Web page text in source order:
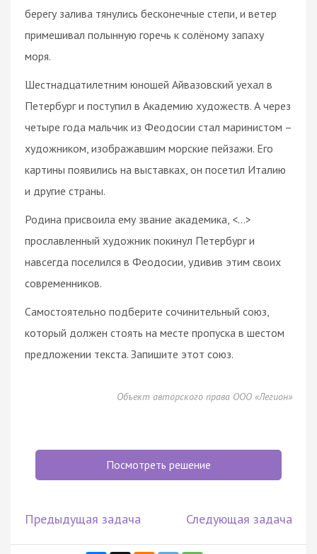
берегу залива тянулись бесконечные степи, и ветер
примешивал полынную горечь к солёному запаху
моря.
Шестнадцатилетним юношей Айвазовский уехал в
Петербург и поступил в Академию художеств. А через
четыре года мальчик из Феодосии стал маринистом –
художником, изображавшим морские пейзажи. Его
картины появились на выставках, он посетил Италию
и другие страны.
Родина присвоила ему звание академика, <...>
прославленный художник покинул Петербург и
навсегда поселился в Феодосии, удивив этим своих
современников.
Самостоятельно подберите сочинительный союз,
который должен стоять на месте пропуска в шестом
предложении текста. Запишите этот союз.
Объект авторского права ООО «Легион»
Посмотреть решение
Предыдущая задача Следующая задача